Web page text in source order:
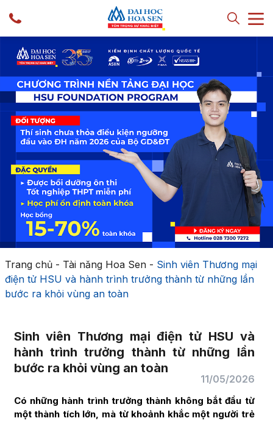
Trang chủ- Tài năng Hoa Sen- Sinh viên Thương mại
điện tử HSU và hành trình trưởng thành từ những lần
bước ra khỏi vùng an toàn
Sinh viên Thương mại điện tử HSU và
hành trình trưởng thành từ những lần
bước ra khỏi vùng an toàn
11/05/2026
Có những hành trình trưởng thành không bắt đầu từ
một thành tích lớn, mà từ khoảnh khắc một người trẻ